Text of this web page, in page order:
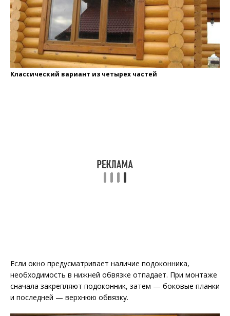
Классический вариант из четырех частей
Если окно предусматривает наличие подоконника,
необходимость в нижней обвязке отпадает. При монтаже
сначала закрепляют подоконник, затем — боковые планки
и последней — верхнюю обвязку.